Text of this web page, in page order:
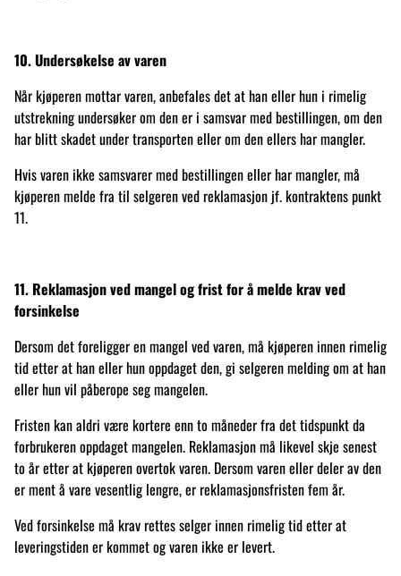
10. Undersøkelse av varen
Når kjøperen mottar varen, anbefales det at han eller hun i rimelig
utstrekning undersøker om den er i samsvar med bestillingen, om den
har blitt skadet under transporten eller om den ellers har mangler.
Hvis varen ikke samsvarer med bestillingen eller har mangler, må
kjøperen melde fra til selgeren ved reklamasjon jf. kontraktens punkt
11.
11. Reklamasjon ved mangel og frist for å melde krav ved
forsinkelse
Dersom det foreligger en mangel ved varen, må kjøperen innen rimelig
tid etter at han eller hun oppdaget den, gi selgeren melding om at han
eller hun vil påberope seg mangelen.
Fristen kan aldri være kortere enn to måneder fra det tidspunkt da
forbrukeren oppdaget mangelen. Reklamasjon må likevel skje senest
to år etter at kjøperen overtok varen. Dersom varen eller deler av den
er ment å vare vesentlig lengre, er reklamasjonsfristen fem år.
Ved forsinkelse må krav rettes selger innen rimelig tid etter at
leveringstiden er kommet og varen ikke er levert.